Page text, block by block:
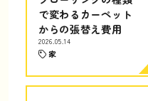
で変わるカーペット
からの張替え費用
2026.05.14
家